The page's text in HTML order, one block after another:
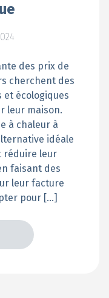
des prix de
cherchent des
et écologiques
leur maison.
à chaleur à
idéale
réduire leur
faisant des
leur facture
pour […]